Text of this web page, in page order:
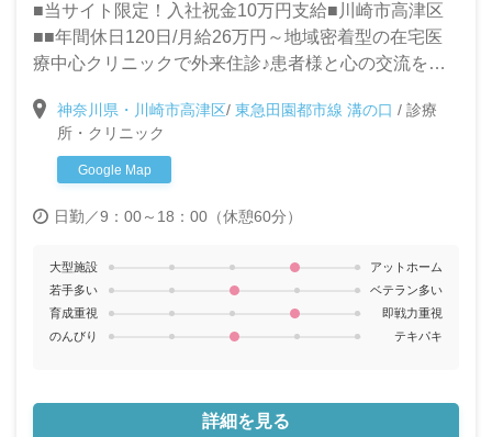
■当サイト限定！入社祝金10万円支給■川崎市高津区
■■年間休日120日/月給26万円～地域密着型の在宅医
療中心クリニックで外来住診♪患者様と心の交流を大
神奈川県・川崎市高津区/ 東急田園都市線 溝の口 / 診療
所・クリニック
Google Map
日勤／9：00～18：00（休憩60分）
大型施設
アットホーム
若手多い
ベテラン多い
育成重視
即戦力重視
のんびり
テキパキ
詳細を見る